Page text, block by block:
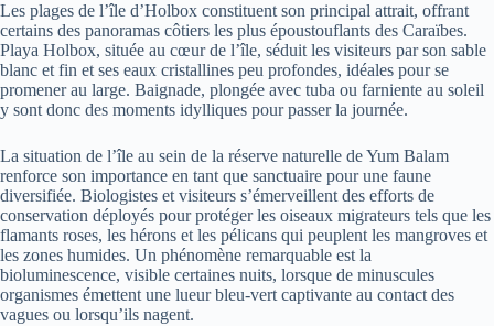
Les plages de l’île d’Holbox constituent son principal attrait, offrant
certains des panoramas côtiers les plus époustouflants des Caraïbes.
Playa Holbox, située au cœur de l’île, séduit les visiteurs par son sable
blanc et fin et ses eaux cristallines peu profondes, idéales pour se
promener au large. Baignade, plongée avec tuba ou farniente au soleil
y sont donc des moments idylliques pour passer la journée.
La situation de l’île au sein de la réserve naturelle de Yum Balam
renforce son importance en tant que sanctuaire pour une faune
diversifiée. Biologistes et visiteurs s’émerveillent des efforts de
conservation déployés pour protéger les oiseaux migrateurs tels que les
flamants roses, les hérons et les pélicans qui peuplent les mangroves et
les zones humides. Un phénomène remarquable est la
bioluminescence, visible certaines nuits, lorsque de minuscules
organismes émettent une lueur bleu-vert captivante au contact des
vagues ou lorsqu’ils nagent.